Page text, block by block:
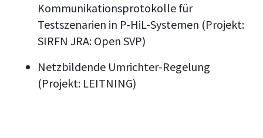
Kommunikationsprotokolle für
Testszenarien in P-HiL-Systemen (Projekt:
SIRFN JRA: Open SVP)
Netzbildende Umrichter-Regelung
(Projekt: LEITNING)